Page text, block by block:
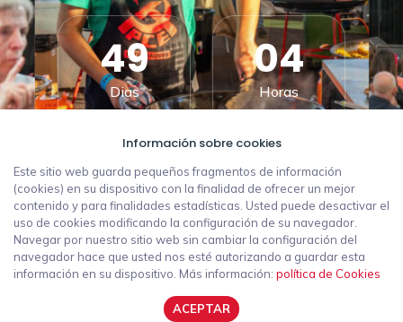
Información sobre cookies
Este sitio web guarda pequeños fragmentos de información
(cookies) en su dispositivo con la finalidad de ofrecer un mejor
contenido y para finalidades estadísticas. Usted puede desactivar el
uso de cookies modificando la configuración de su navegador.
Navegar por nuestro sitio web sin cambiar la configuración del
navegador hace que usted nos esté autorizando a guardar esta
información en su dispositivo. Más información: política de Cookies
ACEPTAR
49
Dias
04
Horas
49
Minutos
21
Segundos
AVISO LEGAL